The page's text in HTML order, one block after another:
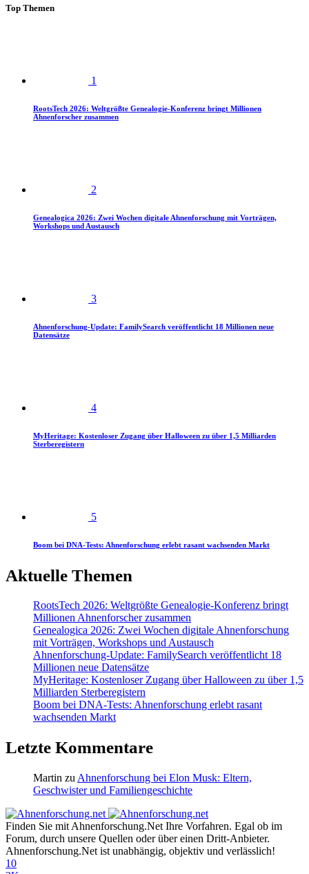
Top Themen
1
RootsTech 2026: Weltgrößte Genealogie-Konferenz bringt Millionen
Ahnenforscher zusammen
2
Genealogica 2026: Zwei Wochen digitale Ahnenforschung mit Vorträgen,
Workshops und Austausch
3
Ahnenforschung-Update: FamilySearch veröffentlicht 18 Millionen neue
Datensätze
4
MyHeritage: Kostenloser Zugang über Halloween zu über 1,5 Milliarden
Sterberegistern
5
Boom bei DNA-Tests: Ahnenforschung erlebt rasant wachsenden Markt
Aktuelle Themen
RootsTech 2026: Weltgrößte Genealogie-Konferenz bringt
Millionen Ahnenforscher zusammen
Genealogica 2026: Zwei Wochen digitale Ahnenforschung
mit Vorträgen, Workshops und Austausch
Ahnenforschung-Update: FamilySearch veröffentlicht 18
Millionen neue Datensätze
MyHeritage: Kostenloser Zugang über Halloween zu über 1,5
Milliarden Sterberegistern
Boom bei DNA-Tests: Ahnenforschung erlebt rasant
wachsenden Markt
Letzte Kommentare
Martin zu Ahnenforschung bei Elon Musk: Eltern,
Geschwister und Familiengeschichte
Finden Sie mit Ahnenforschung.Net Ihre Vorfahren. Egal ob im
Forum, durch unsere Quellen oder über einen Dritt-Anbieter.
Ahnenforschung.Net ist unabhängig, objektiv und verlässlich!
10